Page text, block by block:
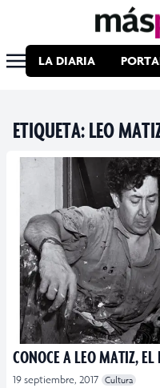
LA DIARIA
ETIQUETA:LEO
CONOCE A LEO MATIZ, EL
19 septiembre, 2017 Cultura